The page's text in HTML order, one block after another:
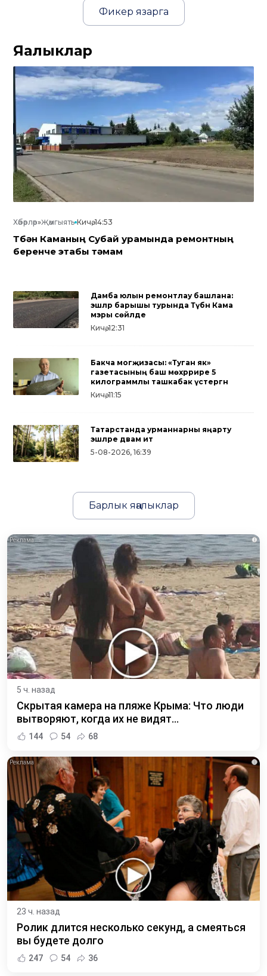
Фикер язарга
Яңалыклар
Хәбәрләр»Җәмгыять Кичә, 14:53
Түбән Каманың Субай урамында ремонтның
беренче этабы тәмам
Дамба юлын ремонтлау башлана:
эшләр барышы турында Түбән Кама
мэры сөйләде
Кичә, 12:31
Бакча могҗизасы: «Туган як»
газетасының баш мөхәррире 5
килограммлы ташкабак үстергән
Кичә, 11:15
Татарстанда урманнарны яңарту
эшләре дәвам итә
5-08-2026, 16:39
Барлык яңалыклар
i
5 ч. назад
Скрытая камера на пляже Крыма: Что люди
вытворяют, когда их не видят...
144 54 68
i
23 ч. назад
Ролик длится несколько секунд, а смеяться
вы будете долго
247 54 36